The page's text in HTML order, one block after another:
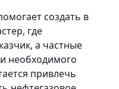
создать в
где
а частные
необходимого
привлечь